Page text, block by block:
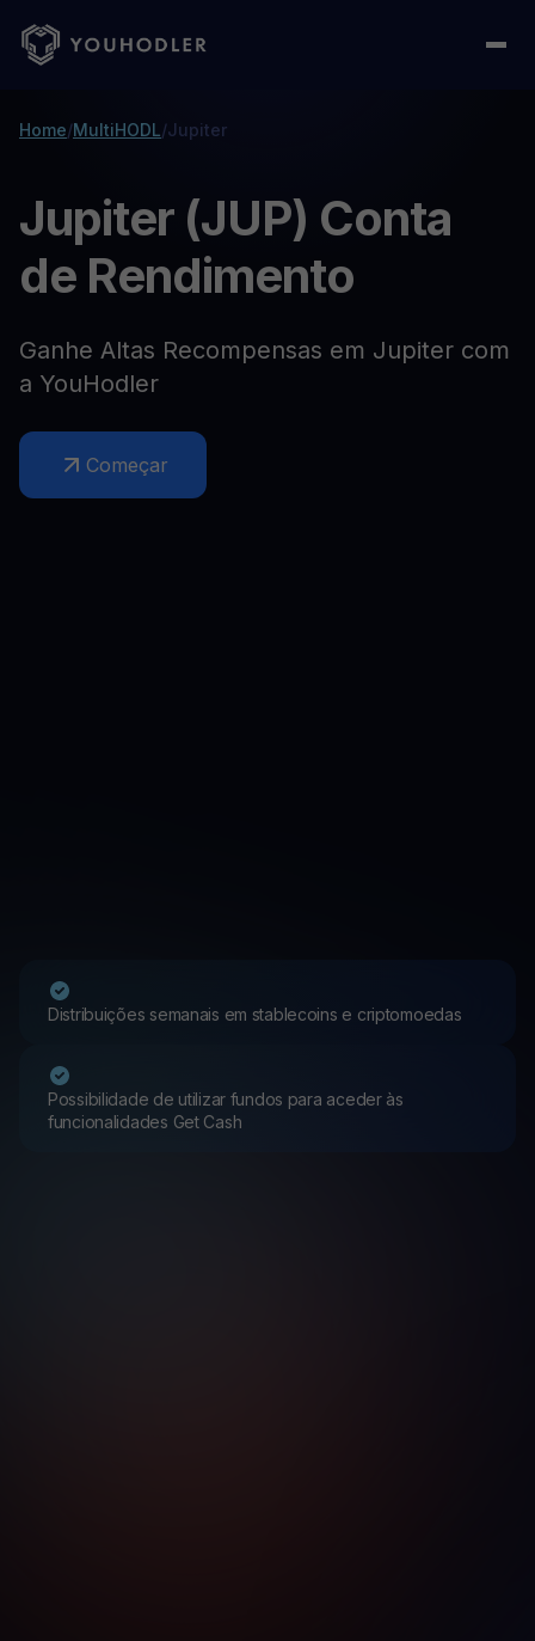
Home/MultiHODL/Jupiter
Jupiter (JUP) Conta
de Rendimento
Ganhe Altas Recompensas em Jupiter com
a YouHodler
Começar
Distribuições semanais em stablecoins e criptomoedas
Possibilidade de utilizar fundos para aceder às
funcionalidades Get Cash